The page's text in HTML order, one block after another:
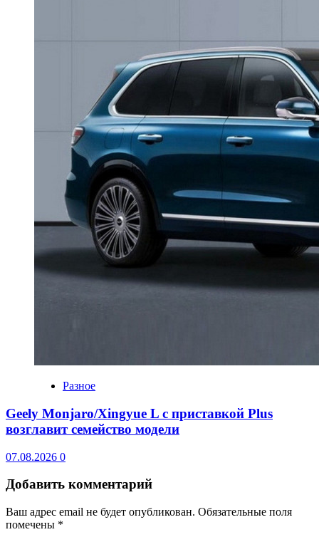
Разное
Geely Monjaro/Xingyue L с приставкой Plus
возглавит семейство модели
07.08.2026 0
Добавить комментарий
Ваш адрес email не будет опубликован. Обязательные поля
помечены *